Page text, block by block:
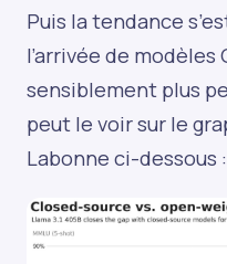
Puis la tendance
l’arrivée de modèles
sensiblement plus
peut le voir sur le
Labonne ci-dessous :